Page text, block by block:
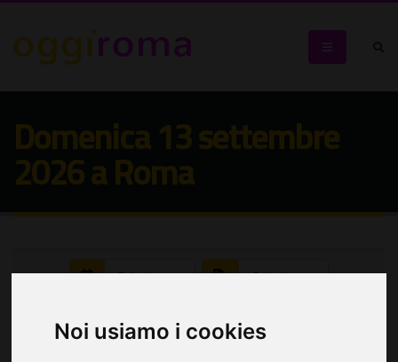
Noi usiamo i cookies
Seleziona: Seleziona: